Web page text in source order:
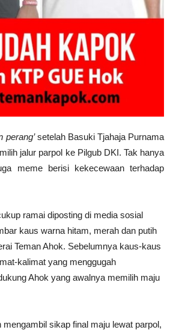
perang’setelah Basuki Tjahaja Purnama
jalur parpol ke Pilgub DKI. Tak hanya
meme berisi kekecewaan terhadap
ramai diposting di media sosial
kaus warna hitam, merah dan putih
Teman Ahok. Sebelumnya kaus-kaus
kalimat yang menggugah
Ahok yang awalnya memilih maju
mengambil sikap final maju lewat parpol,